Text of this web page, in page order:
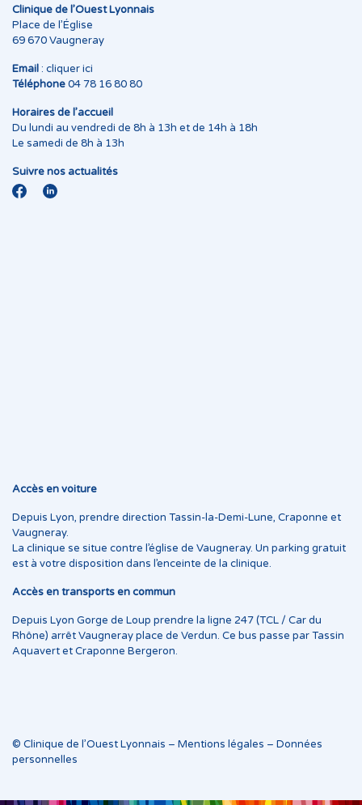
Clinique de l’Ouest Lyonnais
Place de l’Église
69 670 Vaugneray
Email : cliquer ici
Téléphone04 78 16 80 80
Horaires de l’accueil
Du lundi au vendredi de 8h à 13h et de 14h à 18h
Le samedi de 8h à 13h
Suivre nos actualités
Accès en voiture
Depuis Lyon, prendre direction Tassin-la-Demi-Lune, Craponne et
Vaugneray.
La clinique se situe contre l’église de Vaugneray. Un parking gratuit
est à votre disposition dans l’enceinte de la clinique.
Accès en transports en commun
Depuis Lyon Gorge de Loup prendre la ligne 247 (TCL / Car du
Rhône) arrêt Vaugneray place de Verdun. Ce bus passe par Tassin
Aquavert et Craponne Bergeron.
© Clinique de l’Ouest Lyonnais – Mentions légales – Données
personnelles